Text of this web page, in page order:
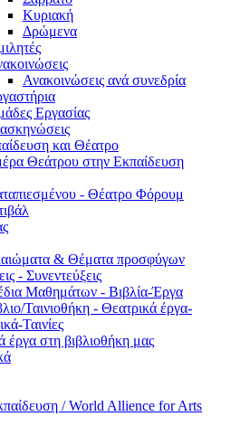
Κυριακή
Δρώμενα
Ανακοινώσεις ανά συνεδρία
Εργασίας
και Θέατρο
Θεάτρου στην Εκπαίδευση
- Θέατρο Φόρουμ
& Θέματα προσφύγων
- Συνεντεύξεις
Μαθημάτων - Βιβλία-Έργα
Ταινιοθήκη - Θεατρικά έργα-
Ταινίες
έργα στη βιβλιοθήκη μας
/ World Allience for Arts